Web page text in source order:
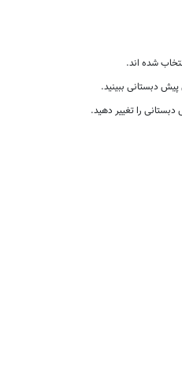
شده اند.
دبستانی ببینید.
را تغییر دهید.